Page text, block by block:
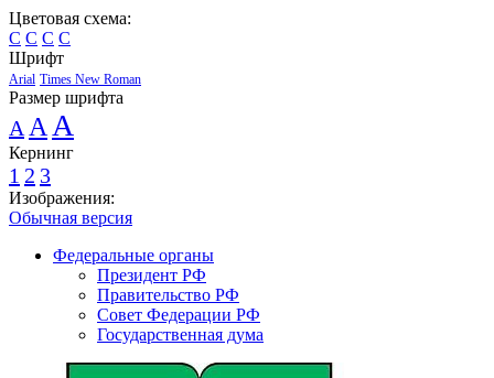
Цветовая схема:
C C C C
Шрифт
Arial Times New Roman
Размер шрифта
A A A
Кернинг
1 2 3
Изображения:
Обычная версия
Федеральные органы
Президент РФ
Правительство РФ
Совет Федерации РФ
Государственная дума